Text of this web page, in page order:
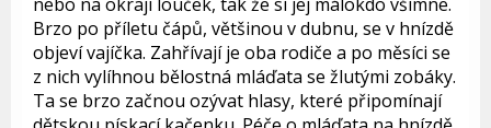
Brzo po příletu čápů, většinou v dubnu, se v hnízdě
objeví vajíčka. Zahřívají je oba rodiče a po měsíci se
z nich vylíhnou bělostná mláďata se žlutými zobáky.
Ta se brzo začnou ozývat hlasy, které připomínají